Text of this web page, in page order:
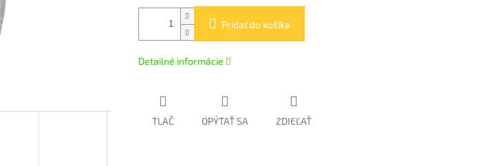
Pridať do košíka
Detailné informácie
TLAČ OPÝTAŤ SA ZDIEĽAŤ